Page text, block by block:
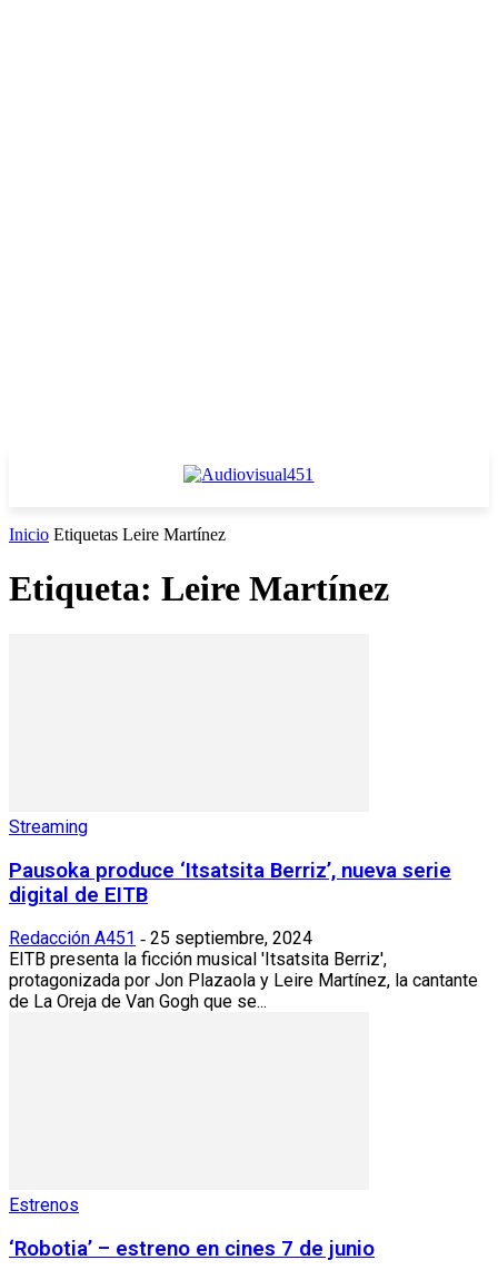
Inicio Etiquetas Leire Martínez
Etiqueta: Leire Martínez
Streaming
Pausoka produce ‘Itsatsita Berriz’, nueva serie
digital de EITB
Redacción A451 - 25 septiembre, 2024
EITB presenta la ficción musical 'Itsatsita Berriz',
protagonizada por Jon Plazaola y Leire Martínez, la cantante
de La Oreja de Van Gogh que se...
Estrenos
‘Robotia’ – estreno en cines 7 de junio